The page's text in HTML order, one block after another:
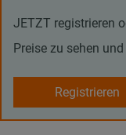
JETZT registrieren
Preise zu sehen
Registrieren